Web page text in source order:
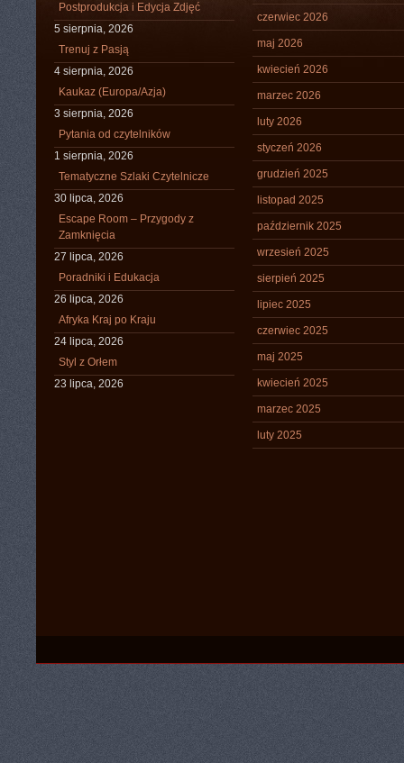
Postprodukcja i Edycja Zdjęć
5 sierpnia, 2026
Trenuj z Pasją
4 sierpnia, 2026
Kaukaz (Europa/Azja)
3 sierpnia, 2026
Pytania od czytelników
1 sierpnia, 2026
Tematyczne Szlaki Czytelnicze
30 lipca, 2026
Escape Room – Przygody z
Zamknięcia
27 lipca, 2026
Poradniki i Edukacja
26 lipca, 2026
Afryka Kraj po Kraju
24 lipca, 2026
Styl z Orłem
23 lipca, 2026
czerwiec 2026
maj 2026
kwiecień 2026
marzec 2026
luty 2026
styczeń 2026
grudzień 2025
listopad 2025
październik 2025
wrzesień 2025
sierpień 2025
lipiec 2025
czerwiec 2025
maj 2025
kwiecień 2025
marzec 2025
luty 2025